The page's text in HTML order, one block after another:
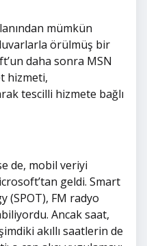
mümkün
örülmüş bir
daha sonra MSN
hizmeti,
tescilli hizmete bağlı
de, mobil veriyi
geldi. Smart
(SPOT), FM radyo
Ancak saat,
akıllı saatlerin de